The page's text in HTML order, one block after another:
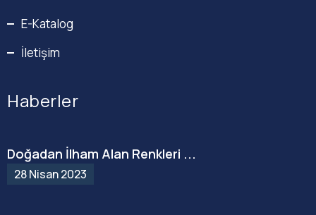
E-Katalog
İletişim
Haberler
Doğadan İlham Alan Renkleri ...
28 Nisan 2023